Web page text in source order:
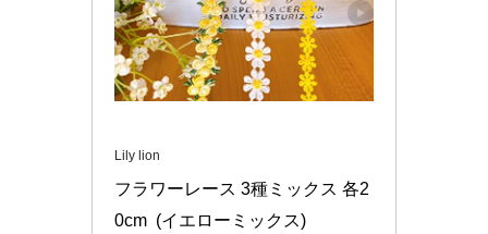
Lily lion
フラワーレース 3種ミックス 各2
0cm  (イエローミックス)